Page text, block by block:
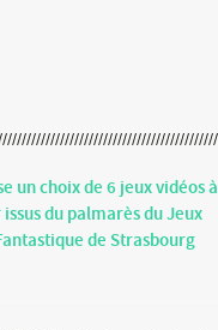
un choix de 6 jeux vidéos à
du palmarès du Jeux
de Strasbourg